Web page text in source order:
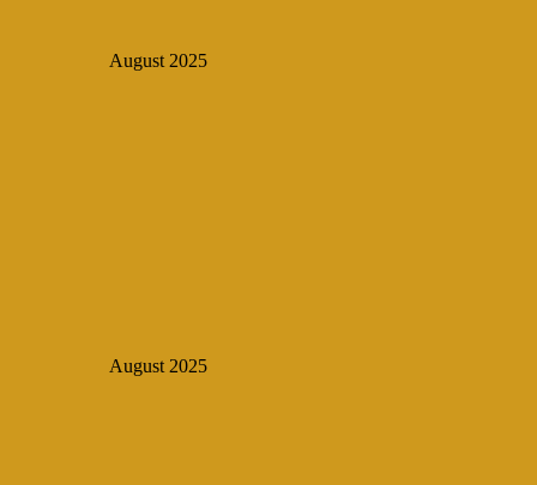
August 2025
August 2025